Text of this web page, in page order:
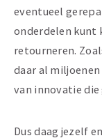
eventueel
onderdelen kunt
retourneren.
daar al miljoenen
van innovatie
Dus daag jezelf